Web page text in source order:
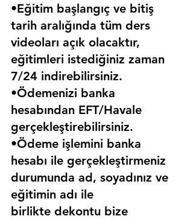
•Eğitim başlangıç ve bitiş
tarih aralığında tüm ders
videoları açık olacaktır,
eğitimleri istediğiniz zaman
7/24 indirebilirsiniz.
•Ödemenizi banka
hesabından EFT/Havale
gerçekleştirebilirsiniz.
•Ödeme işlemini banka
hesabı ile gerçekleştirmeniz
durumunda ad, soyadınız ve
eğitimin adı ile
birlikte dekontu bize